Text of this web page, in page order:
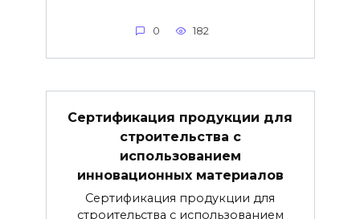
0 182
Сертификация продукции для
строительства с
использованием
инновационных материалов
Сертификация продукции для
строительства с использованием